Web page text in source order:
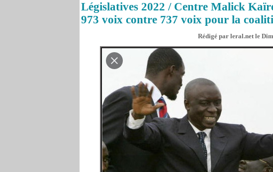
Législatives 2022 / Centre Malick
973 voix contre 737 voix pour la
Rédigé par leral.net le